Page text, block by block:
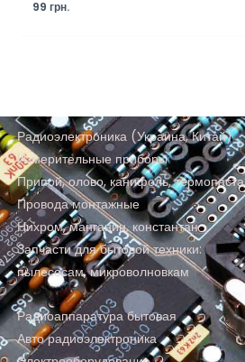
99грн.
Радиоэлектроника (Украина, Китай)
Измерительные приборы
Припой, олово, канифоль, термопаста
Провода монтажные
Нихром, манганин, константан
Запчасти для бытовой техники:
пылесосам, микроволновкам
Радиоаппаратура бытовая
Авто радиоэлектроника